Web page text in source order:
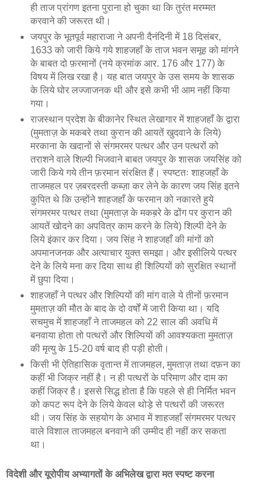
ही ताज प्रांगण इतना पुराना हो चुका था कि तुरंत मरम्मत
करवाने की जरूरत थी।
जयपुर के भूतपूर्व महाराजा ने अपनी दैनंदिनी में 18 दिसंबर,
1633 को जारी किये गये शाहजहाँ के ताज भवन समूह को मांगने
के बाबत दो फ़रमानों (नये क्रमांक आर. 176 और 177) के
विषय में लिख रखा है। यह बात जयपुर के उस समय के शासक
के लिये घोर लज्जाजनक थी और इसे कभी भी आम नहीं किया
गया।
राजस्थान प्रदेश के बीकानेर स्थित लेखागार में शाहजहाँ के द्वारा
(मुमताज़ के मकबरे तथा कुरान की आयतें खुदवाने के लिये)
मरकाना के खदानों से संगमरमर पत्थर और उन पत्थरों को
तराशने वाले शिल्पी भिजवाने बाबत जयपुर के शासक जयसिंह को
जारी किये गये तीन फ़रमान संरक्षित हैं। स्पष्टतः शाहजहाँ के
ताजमहल पर ज़बरदस्ती कब्ज़ा कर लेने के कारण जय सिंह इतने
कुपित थे कि उन्होंने शाहजहाँ के फरमान को नकारते हुये
संगमरमर पत्थर तथा (मुमताज़ के मकब़रे के ढोंग पर कुरान की
आयतें खोदने का अपवित्र काम करने के लिये) शिल्पी देने के
लिये इंकार कर दिया। जय सिंह ने शाहजहाँ की मांगों को
अपमानजनक और अत्याचार युक्त समझा। और इसीलिये पत्थर
देने के लिये मना कर दिया साथ ही शिल्पियों को सुरक्षित स्थानों
में छुपा दिया।
शाहजहाँ ने पत्थर और शिल्पियों की मांग वाले ये तीनों फ़रमान
मुमताज़ की मौत के बाद के दो वर्षों में जारी किया था। यदि
सचमुच में शाहजहाँ ने ताजमहल को 22 साल की अवधि में
बनवाया होता तो पत्थरों और शिल्पियों की आवश्यकता मुमताज़
की मृत्यु के 15-20 वर्ष बाद ही पड़ी होती।
किसी भी ऐतिहासिक वृतान्त में ताजमहल, मुमताज़ तथा दफ़न का
कहीं भी जिक्र नहीं है। न ही पत्थरों के परिमाण और दाम का
कहीं जिक्र है। इससे सिद्ध होता है कि पहले से ही निर्मित भवन
को कपट रूप देने के लिये केवल थोड़े से पत्थरों की जरूरत
थी। जय सिंह के सहयोग के अभाव में शाहजहाँ संगमरमर पत्थर
वाले विशाल ताजमहल बनवाने की उम्मीद ही नहीं कर सकता
था।
विदेशी और यूरोपीय अभ्यागतों के अभिलेख द्वारा मत स्‍पष्‍ट करना